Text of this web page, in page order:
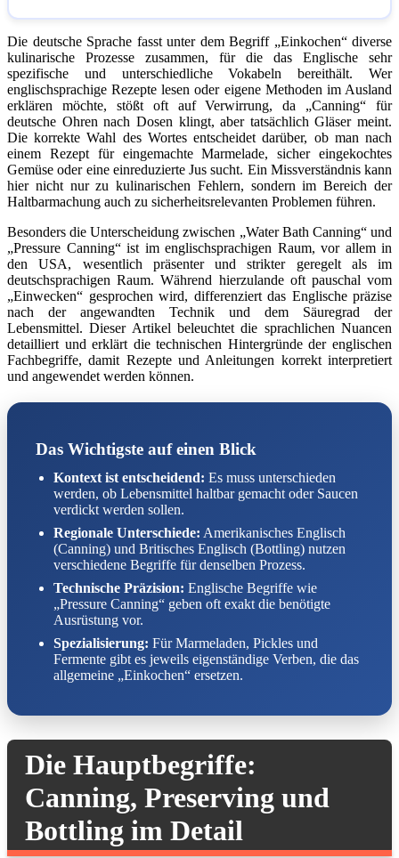
Die deutsche Sprache fasst unter dem Begriff „Einkochen“ diverse
kulinarische Prozesse zusammen, für die das Englische sehr
spezifische und unterschiedliche Vokabeln bereithält. Wer
englischsprachige Rezepte lesen oder eigene Methoden im Ausland
erklären möchte, stößt oft auf Verwirrung, da „Canning“ für
deutsche Ohren nach Dosen klingt, aber tatsächlich Gläser meint.
Die korrekte Wahl des Wortes entscheidet darüber, ob man nach
einem Rezept für eingemachte Marmelade, sicher eingekochtes
Gemüse oder eine einreduzierte Jus sucht. Ein Missverständnis kann
hier nicht nur zu kulinarischen Fehlern, sondern im Bereich der
Haltbarmachung auch zu sicherheitsrelevanten Problemen führen.
Besonders die Unterscheidung zwischen „Water Bath Canning“ und
„Pressure Canning“ ist im englischsprachigen Raum, vor allem in
den USA, wesentlich präsenter und strikter geregelt als im
deutschsprachigen Raum. Während hierzulande oft pauschal vom
„Einwecken“ gesprochen wird, differenziert das Englische präzise
nach der angewandten Technik und dem Säuregrad der
Lebensmittel. Dieser Artikel beleuchtet die sprachlichen Nuancen
detailliert und erklärt die technischen Hintergründe der englischen
Fachbegriffe, damit Rezepte und Anleitungen korrekt interpretiert
und angewendet werden können.
Das Wichtigste auf einen Blick
Kontext ist entscheidend: Es muss unterschieden
werden, ob Lebensmittel haltbar gemacht oder Saucen
verdickt werden sollen.
Regionale Unterschiede: Amerikanisches Englisch
(Canning) und Britisches Englisch (Bottling) nutzen
verschiedene Begriffe für denselben Prozess.
Technische Präzision: Englische Begriffe wie
„Pressure Canning“ geben oft exakt die benötigte
Ausrüstung vor.
Spezialisierung: Für Marmeladen, Pickles und
Fermente gibt es jeweils eigenständige Verben, die das
allgemeine „Einkochen“ ersetzen.
Die Hauptbegriffe:
Canning, Preserving und
Bottling im Detail